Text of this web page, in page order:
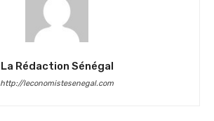
La Rédaction Sénégal
http://leconomistesenegal.com